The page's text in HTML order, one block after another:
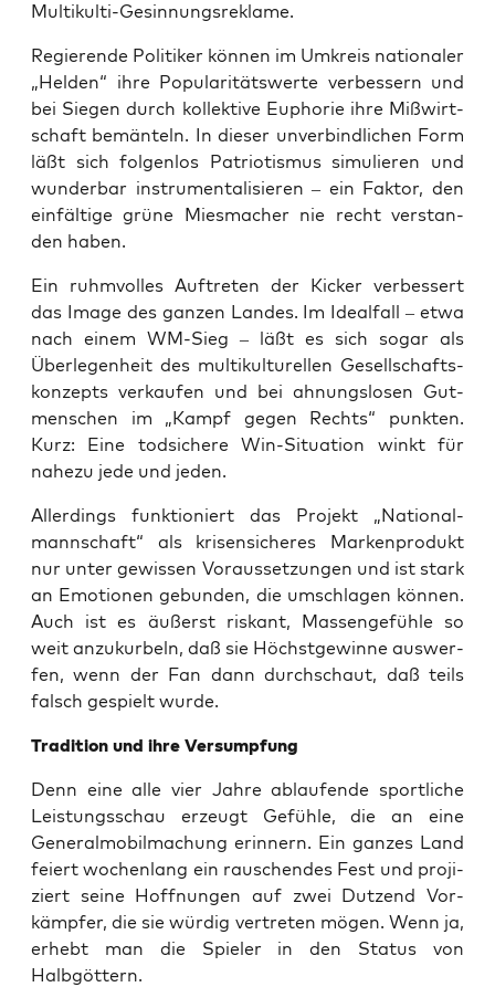
Multikulti-Gesinnungsreklame.
Regie­ren­de Poli­ti­ker kön­nen im Umkreis natio­na­ler
„Hel­den“ ihre Popu­la­ri­täts­wer­te ver­bes­sern und
bei Sie­gen durch kol­lek­ti­ve Eupho­rie ihre Miß­wirt­
schaft bemän­teln. In die­ser unver­bind­li­chen Form
läßt sich fol­gen­los Patrio­tis­mus simu­lie­ren und
wun­der­bar instru­men­ta­li­sie­ren – ein Fak­tor, den
ein­fäl­ti­ge grü­ne Mies­ma­cher nie recht ver­stan­
den haben.
Ein ruhm­vol­les Auf­tre­ten der Kicker ver­bes­sert
das Image des gan­zen Lan­des. Im Ide­al­fall – etwa
nach einem WM-Sieg – läßt es sich sogar als
Über­le­gen­heit des mul­ti­kul­tu­rel­len Gesell­schafts­
kon­zepts ver­kau­fen und bei ahnungs­lo­sen Gut­
men­schen im „Kampf gegen Rechts“ punk­ten.
Kurz: Eine tod­si­che­re Win-Situa­ti­on winkt für
nahe­zu jede und jeden.
Aller­dings funk­tio­niert das Pro­jekt „Natio­nal­
mann­schaft“ als kri­sen­si­che­res Mar­ken­pro­dukt
nur unter gewis­sen Vor­aus­set­zun­gen und ist stark
an Emo­tio­nen gebun­den, die umschla­gen kön­nen.
Auch ist es äußerst ris­kant, Mas­sen­ge­füh­le so
weit anzu­kur­beln, daß sie Höchst­ge­win­ne aus­wer­
fen, wenn der Fan dann durch­schaut, daß teils
falsch gespielt wurde.
Tra­di­ti­on und ihre Versumpfung
Denn eine alle vier Jah­re ablau­fen­de sport­li­che
Leis­tungs­schau erzeugt Gefüh­le, die an eine
Gene­ral­mo­bil­ma­chung erin­nern. Ein gan­zes Land
fei­ert wochen­lang ein rau­schen­des Fest und pro­ji­
ziert sei­ne Hoff­nun­gen auf zwei Dut­zend Vor­
kämp­fer, die sie wür­dig ver­tre­ten mögen. Wenn ja,
erhebt man die Spie­ler in den Sta­tus von
Halbgöttern.